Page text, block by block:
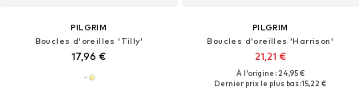
PILGRIM
Boucles d'oreilles 'Tilly'
17,96 €
PILGRIM
Boucles d'oreilles 'Harrison'
21,21 €
À l'origine : 24,95 €
Dernier prix le plus bas :15,22 €